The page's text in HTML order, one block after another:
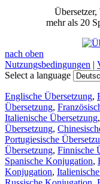
mehr als 20
nach oben
Nutzungsbedingungen |
Select a language
Englische Übersetzung,
Übersetzung,
Italienische Übersetzung,
Übersetzung,
Portugiesische
Übersetzung, Finnische
Spanische Konjugation,
Konjugation,